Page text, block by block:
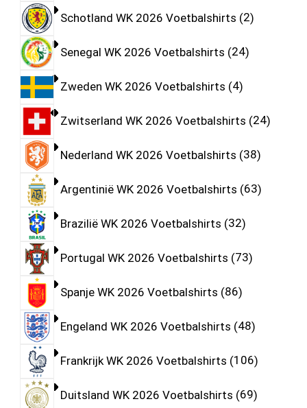
Schotland WK 2026 Voetbalshirts 2
Senegal WK 2026 Voetbalshirts 24
Zweden WK 2026 Voetbalshirts 4
Zwitserland WK 2026 Voetbalshirts 24
Nederland WK 2026 Voetbalshirts 38
Argentinië WK 2026 Voetbalshirts 63
Brazilië WK 2026 Voetbalshirts 32
Portugal WK 2026 Voetbalshirts 73
Spanje WK 2026 Voetbalshirts 86
Engeland WK 2026 Voetbalshirts 48
Frankrijk WK 2026 Voetbalshirts 106
Duitsland WK 2026 Voetbalshirts 69